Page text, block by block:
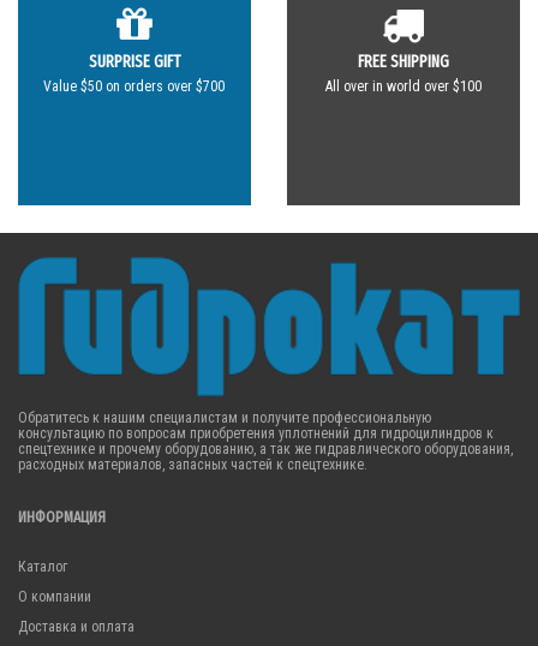
SURPRISE GIFT
Value $50 on orders over $700
FREE SHIPPING
All over in world over $100
Обратитесь к нашим специалистам и получите профессиональную
консультацию по вопросам приобретения уплотнений для гидроцилиндров к
спецтехнике и прочему оборудованию, а так же гидравлического оборудования,
расходных материалов, запасных частей к спецтехнике.
ИНФОРМАЦИЯ
Каталог
О компании
Доставка и оплата